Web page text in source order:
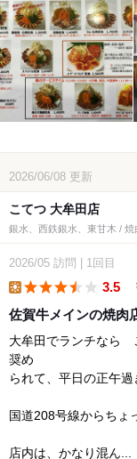
2026/06/08 更新
こてつ 大牟田店
銀水、西鉄銀水、東甘木 / 焼
2026/05 訪問 | 1回目
3.5
佐賀牛メインの焼肉
大牟田でランチなら
奨め
られて、平日の正午過
国道208号線からちょ
店内は、かなり混ん...